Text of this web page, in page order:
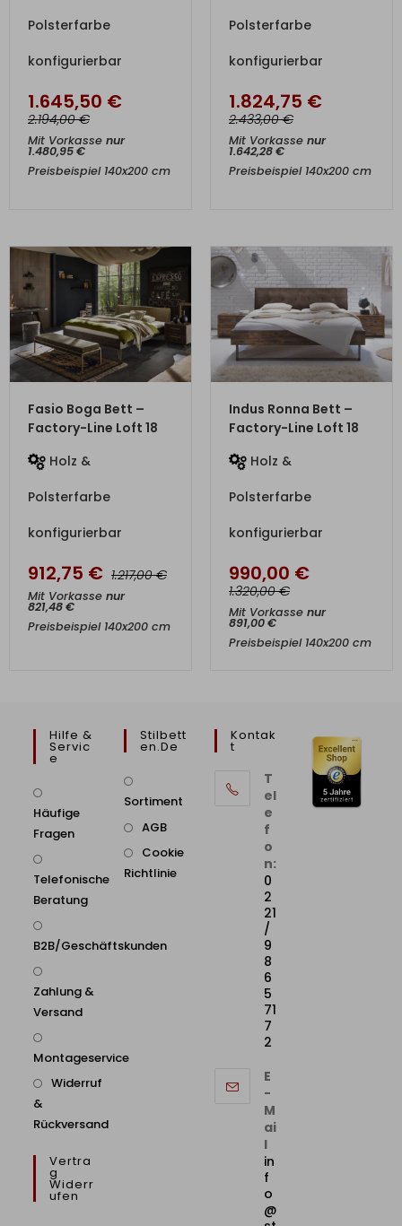
Polsterfarbe
konfigurierbar
1.645,50 €
2.194,00€
Mit Vorkasse nur
1.480,95€
Preisbeispiel 140x200 cm
Polsterfarbe
konfigurierbar
1.824,75 €
2.433,00€
Mit Vorkasse nur
1.642,28€
Preisbeispiel 140x200 cm
Fasio Boga Bett –
Factory-Line Loft 18
Holz &
Polsterfarbe
konfigurierbar
912,75 € 1.217,00€
Mit Vorkasse nur
821,48€
Preisbeispiel 140x200 cm
Indus Ronna Bett –
Factory-Line Loft 18
Holz &
Polsterfarbe
konfigurierbar
990,00 €
1.320,00€
Mit Vorkasse nur
891,00€
Preisbeispiel 140x200 cm
Hilfe &
Servic
E
Häufige
Fragen
Telefonische
Beratung
B2B/Geschäftskunden
Zahlung &
Versand
Montageservice
Widerruf
&
Rückversand
Vertra
G
Widerr
Ufen
Stilbett
En.de
Sortiment
AGB
Cookie
Richtlinie
Kontak
T
T
el
e
f
o
n:
0
2
21
/
9
8
6
5
71
7
2
E
-
M
ai
l
in
f
o
@